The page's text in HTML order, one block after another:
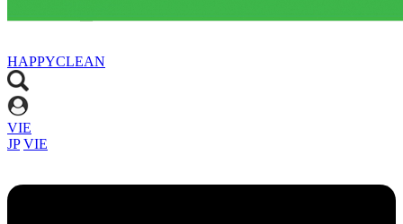
HAPPYCLEAN
VIE
JP VIE